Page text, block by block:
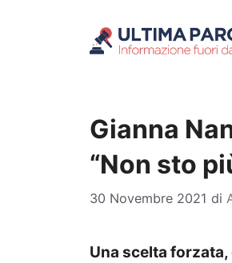
Gianna
“Non sto
30 Novembre 2021 di
Una scelta